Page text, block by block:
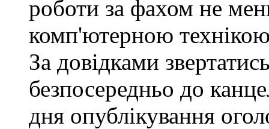
роботи за фахом не
комп'ютерною
За довідками
безпосередньо до
дня опублікування